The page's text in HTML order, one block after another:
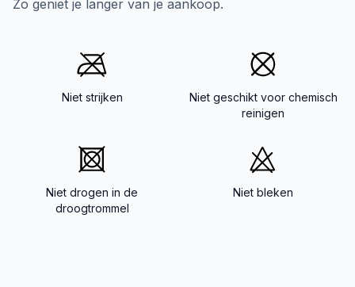
Zo geniet je langer van je aankoop.
Niet strijken
Niet geschikt voor chemisch
reinigen
Niet drogen in de
droogtrommel
Niet bleken